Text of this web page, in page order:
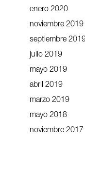
enero 2020
noviembre 2019
septiembre
julio 2019
mayo 2019
abril 2019
marzo 2019
mayo 2018
noviembre 2017